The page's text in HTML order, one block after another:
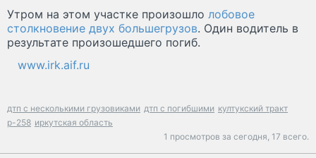
Утром на этом участке произошло лобовое
столкновение двух большегрузов. Один водитель в
результате произошедшего погиб.
www.irk.aif.ru
дтп с несколькими грузовиками дтп с погибшими култукский тракт
р-258 иркутская область
1 просмотров за сегодня, 17 всего.